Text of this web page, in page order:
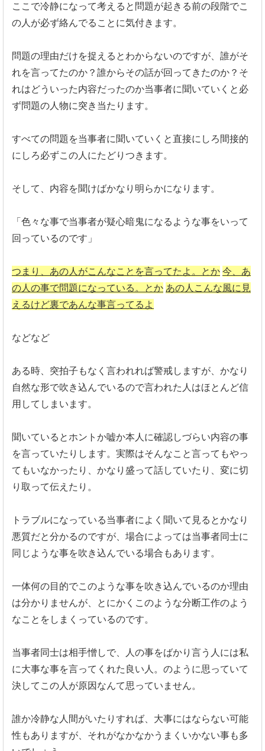
ここで冷静になって考えると問題が起きる前の段階でこ
の人が必ず絡んでることに気付きます。
問題の理由だけを捉えるとわからないのですが、 誰がそ
れを言ってたのか？誰からその話が回ってきたのか？ そ
れはどういった内容だったのか当事者に聞いていくと必
ず問題の人物に突き当たります。
すべての問題を当事者に聞いていくと直接にしろ間接的
にしろ必ずこの人にたどりつきます。
そして、内容を聞けばかなり明らかになります。
「色々な事で当事者が疑心暗鬼になるような事をいって
回っているのです」
つまり、あの人がこんなことを言ってたよ。とか 今、あ
の人の事で問題になっている。とか あの人こんな風に見
えるけど裏であんな事言ってるよ
などなど
ある時、突拍子もなく言われれば警戒しますが、 かなり
自然な形で吹き込んでいるので言われた人はほとんど信
用してしまいます。
聞いているとホントか嘘か本人に確認しづらい内容の事
を言っていたりします。実際はそんなこと言ってもやっ
てもいなかったり、 かなり盛って話していたり、変に切
り取って伝えたり。
トラブルになっている当事者によく聞いて見るとかなり
悪質だと分かるのですが、 場合によっては当事者同士に
同じような事を吹き込んでいる場合もあります。
一体何の目的でこのような事を吹き込んでいるのか理由
は分かりま せんが、
とにかくこのような分断工作のよう
なことをしまくっているのです。
当事者同士は相手憎しで、
人の事をばかり言う人には私
に大事な事を言ってくれた良い人。 のように思っていて
決してこの人が原因なんて思っていません。
誰か冷静な人間がいたりすれば、 大事にはならない可能
性もありますが、 それがなかなかうまくいかない事も多